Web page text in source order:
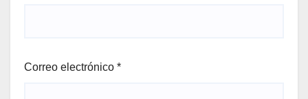
Correo electrónico *